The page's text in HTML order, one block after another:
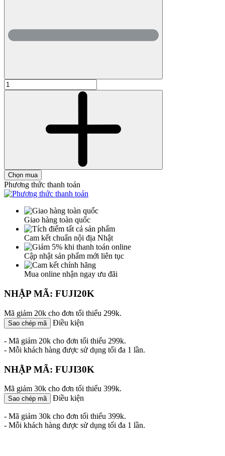
Chọn mua
Phương thức thanh toán
Giao hàng toàn quốc
Cam kết chuẩn nội địa Nhật
Cập nhật sản phẩm mới liên tục
Mua online nhận ngay ưu đãi
NHẬP MÃ: FUJI20K
Mã giảm 20k cho đơn tối thiểu 299k.
Sao chép mã Điều kiện
- Mã giảm 20k cho đơn tối thiểu 299k.
- Mỗi khách hàng được sử dụng tối đa 1 lần.
NHẬP MÃ: FUJI30K
Mã giảm 30k cho đơn tối thiểu 399k.
Sao chép mã Điều kiện
- Mã giảm 30k cho đơn tối thiểu 399k.
- Mỗi khách hàng được sử dụng tối đa 1 lần.